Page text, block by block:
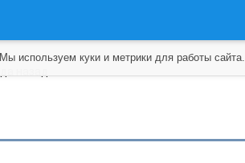
Мы используем куки и метрики для работы сайта.